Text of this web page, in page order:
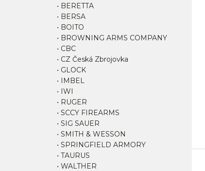
• BERETTA
• BERSA
• BOITO
• BROWNING ARMS COMPANY
• CBC
• CZ Česká Zbrojovka
• GLOCK
• IMBEL
• IWI
• RUGER
• SCCY FIREARMS
• SIG SAUER
• SMITH & WESSON
• SPRINGFIELD ARMORY
• TAURUS
• WALTHER